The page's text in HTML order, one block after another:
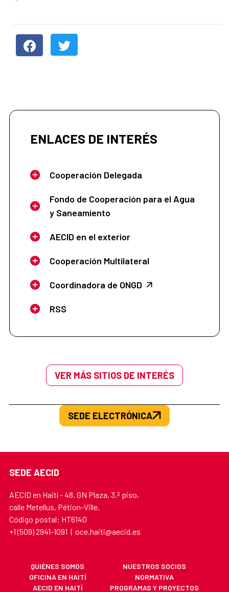
ENLACES DE INTERÉS
Cooperación Delegada
Fondo de Cooperación para el Agua
y Saneamiento
AECID en el exterior
Cooperación Multilateral
Coordinadora de ONGD
RSS
VER MÁS SITIOS DE INTERÉS
SEDE ELECTRÓNICA
SEDE AECID
AECID en Haití - 48, GN Plaza, 3.º piso,
calle Metellus, Pétion-Ville.
Código postal: HT6140
+1 (509) 2941-1091 | oce.haiti@aecid.es
QUIÉNES SOMOS
NUESTROS SOCIOS
OFICINA EN HAITÍ
NORMATIVA
AECID EN HAITÍ
PROGRAMAS Y PROYECTOS